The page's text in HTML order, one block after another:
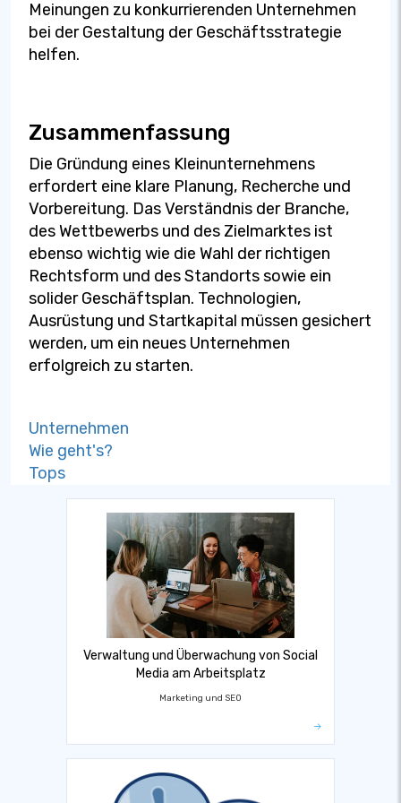
Meinungen zu konkurrierenden Unternehmen
bei der Gestaltung der Geschäftsstrategie
helfen.
Zusammenfassung
Die Gründung eines Kleinunternehmens
erfordert eine klare Planung, Recherche und
Vorbereitung. Das Verständnis der Branche,
des Wettbewerbs und des Zielmarktes ist
ebenso wichtig wie die Wahl der richtigen
Rechtsform und des Standorts sowie ein
solider Geschäftsplan. Technologien,
Ausrüstung und Startkapital müssen gesichert
werden, um ein neues Unternehmen
erfolgreich zu starten.
Unternehmen
Wie geht's?
Tops
Verwaltung und Überwachung von Social
Media am Arbeitsplatz
Marketing und SEO